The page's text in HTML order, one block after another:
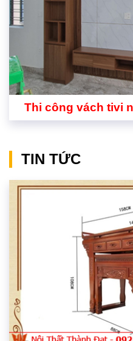
Thi công vách tivi
TIN TỨC